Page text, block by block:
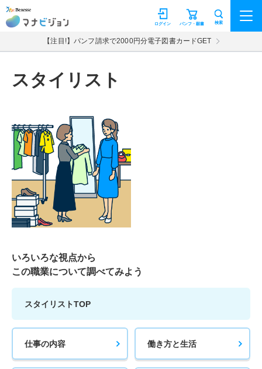
マナビジョン パンフ・願書
ログイン 検索
【注目!】パンフ請求で2000円分電子図書カードGET
スタイリスト
いろいろな視点から
この職業について調べてみよう
スタイリストTOP
仕事の内容 働き方と生活